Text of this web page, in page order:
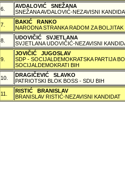
6.
AVDALOVIĆ SNEŽANA
SNEŽANA AVDALOVIĆ-NEZAVISNI
7.
BAKIĆ RANKO
NARODNA STRANKA RADOM ZA BOLJITAK
8.
UDOVIČIĆ SVJETLANA
SVJETLANA UDOVIČIĆ-NEZAVISNI
9.
JOVIČIĆ JUGOSLAV
SDP - SOCIJALDEMOKRATSKA PARTIJA
SOCIJALDEMOKRATI BIH
10.
DRAGIČEVIĆ SLAVKO
PATRIOTSKI BLOK BOSS - SDU BIH
11.
RISTIĆ BRANISLAV
BRANISLAV RISTIĆ-NEZAVISNI KANDIDAT